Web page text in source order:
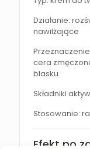
Działanie:
nawilżające
cera
blasku
Składniki
Stosowanie:
Efekt po